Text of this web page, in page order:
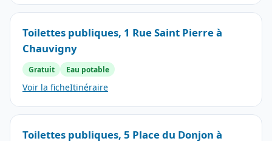
Toilettes publiques, 1 Rue Saint Pierre à
Chauvigny
Gratuit Eau potable
Voir la ficheItinéraire
Toilettes publiques, 5 Place du Donjon à